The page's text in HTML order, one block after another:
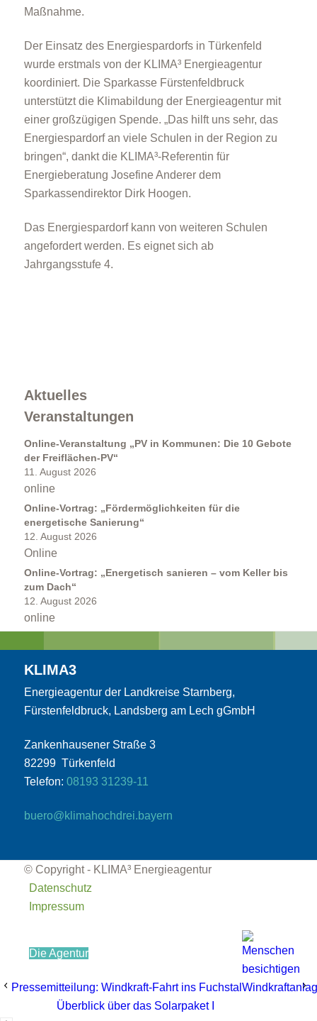
Förderkompass
Die Rolle der Kommunen
Erneuerbare Energien
Windkraft
Erfolgsprojekte in der Region
Die Agentur
Maßnahme.
Der Einsatz des Energiespardorfs in Türkenfeld
wurde erstmals von der KLIMA³ Energieagentur
koordiniert. Die Sparkasse Fürstenfeldbruck
unterstützt die Klimabildung der Energieagentur mit
einer großzügigen Spende. „Das hilft uns sehr, das
Energiespardorf an viele Schulen in der Region zu
bringen“, dankt die KLIMA³-Referentin für
Energieberatung Josefine Anderer dem
Sparkassendirektor Dirk Hoogen.
Das Energiespardorf kann von weiteren Schulen
angefordert werden. Es eignet sich ab
Jahrgangsstufe 4.
Aktuelles
Veranstaltungen
Online-Veranstaltung „PV in Kommunen: Die 10 Gebote
der Freiflächen-PV“
11. August 2026
online
Online-Vortrag: „Fördermöglichkeiten für die
energetische Sanierung“
12. August 2026
Online
Online-Vortrag: „Energetisch sanieren – vom Keller bis
zum Dach“
12. August 2026
online
KLIMA3
Energieagentur der Landkreise Starnberg,
Fürstenfeldbruck, Landsberg am Lech gGmbH
Zankenhausener Straße 3
82299 Türkenfeld
Telefon: 08193 31239-11
buero@klimahochdrei.bayern
© Copyright - KLIMA³ Energieagentur
Datenschutz
Impressum
Pressemitteilung: Windkraft-Fahrt ins Fuchstal
Überblick über das Solarpaket I